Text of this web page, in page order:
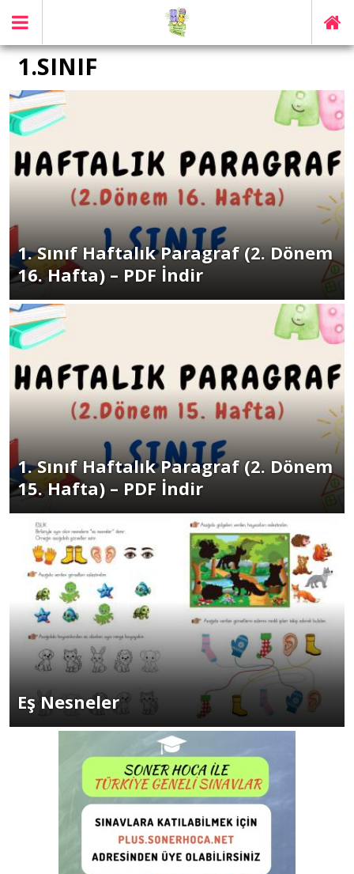
1.SINIF
1. Sınıf Haftalık Paragraf (2. Dönem
16. Hafta) – PDF İndir
1. Sınıf Haftalık Paragraf (2. Dönem
15. Hafta) – PDF İndir
Eş Nesneler